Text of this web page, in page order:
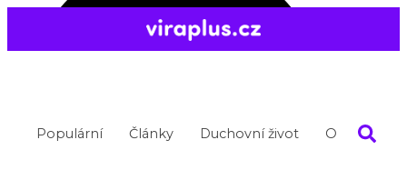
Populární Články Duchovní život O nás